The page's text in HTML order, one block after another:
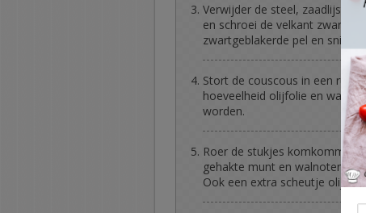
Verwijder de steel, zaadlijsten
en schroei de velkant zwart op
zwartgeblakerde pel en snijd in
Stort de couscous in een
hoeveelheid olijfolie en wat
worden.
Roer de stukjes komkommer
gehakte munt en walnoten.
Ook een extra scheutje olijfolie